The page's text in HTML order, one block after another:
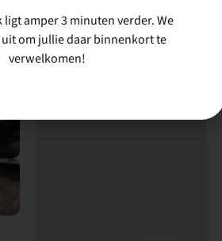
ligt amper 3 minuten verder. We
om jullie daar binnenkort te
verwelkomen!